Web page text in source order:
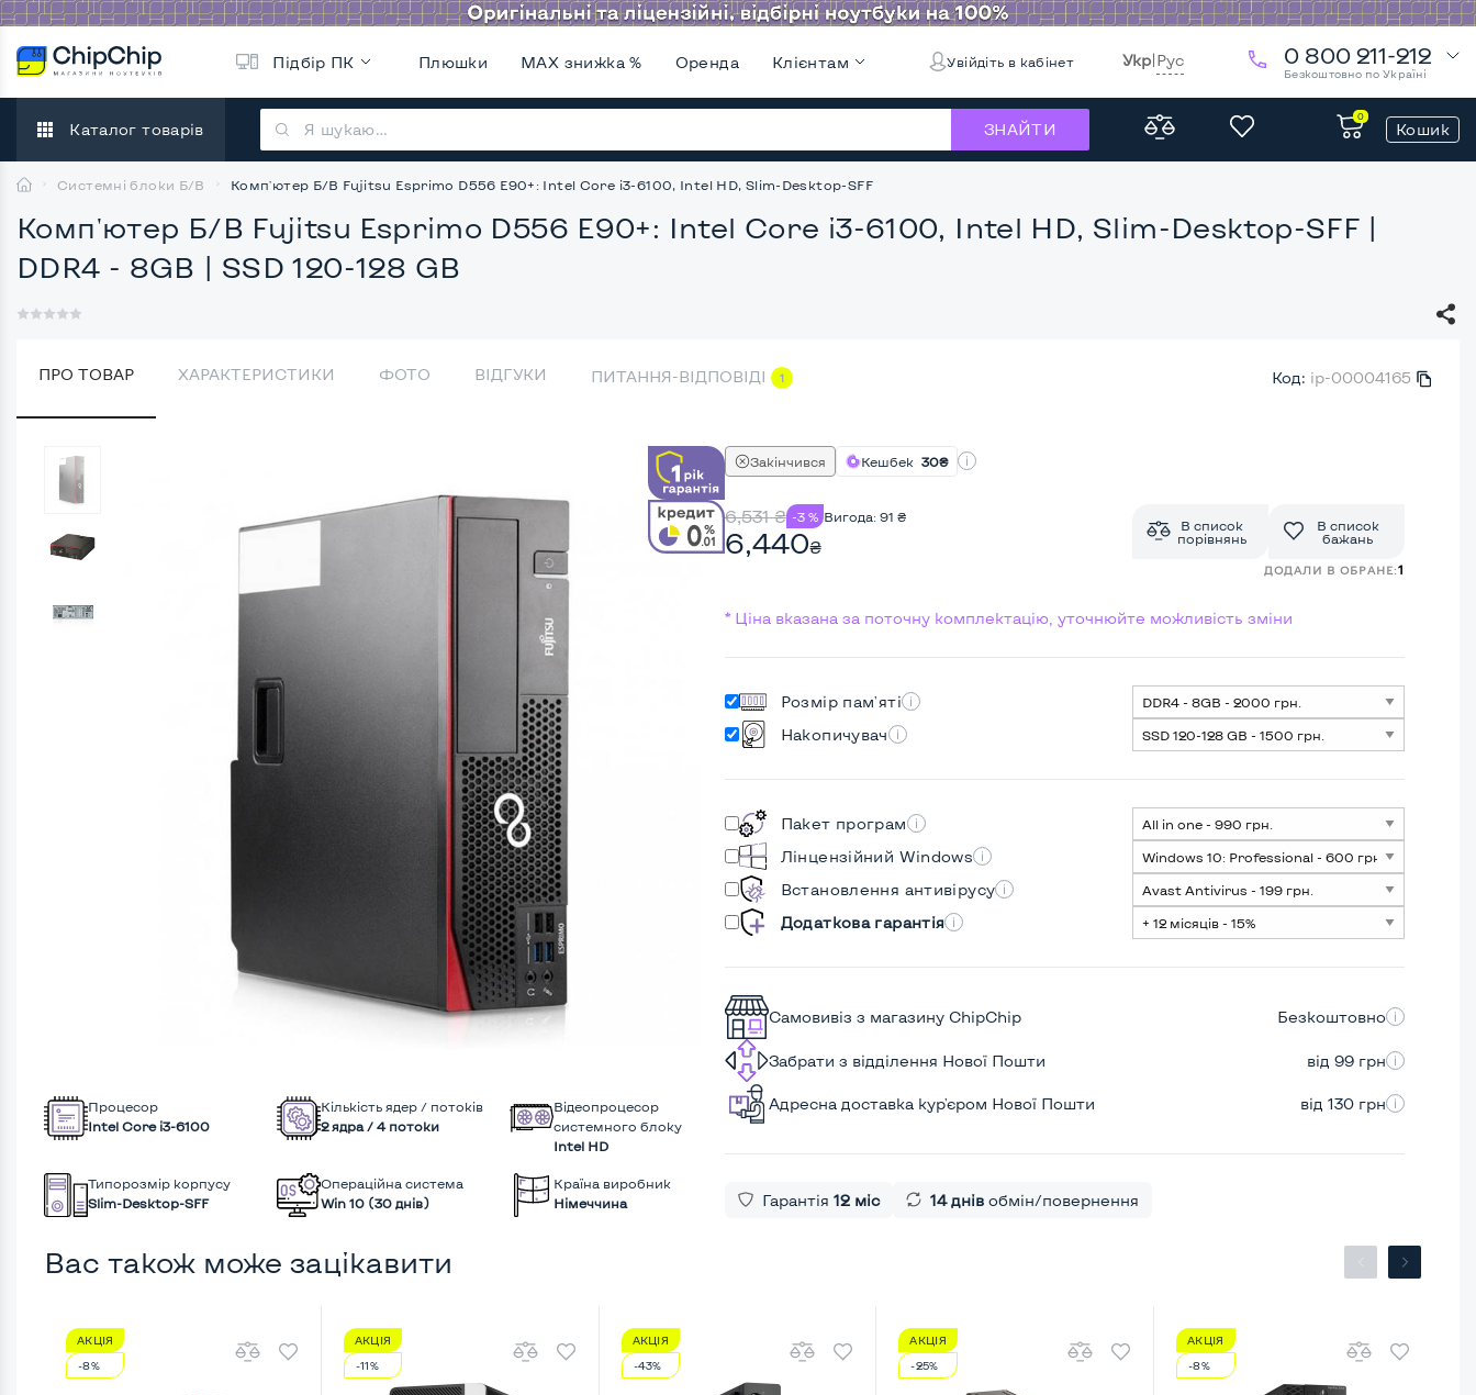
Підбір ПК Плюшки MAX знижка % Оренда Клієнтам Увійдіть в кабінет Укр|Рус 0 800 211-212
Безкоштовно по Україні
Каталог товарів ЗНАЙТИ
0
Кошик
Системні блоки Б/В Комп'ютер Б/В Fujitsu Esprimo D556 E90+: Intel Core i3-6100, Intel HD, Slim-Desktop-SFF
Комп'ютер Б/В Fujitsu Esprimo D556 E90+: Intel Core i3-6100, Intel HD, Slim-Desktop-SFF |
DDR4 - 8GB | SSD 120-128 GB
ПРО ТОВАР ХАРАКТЕРИСТИКИ ФОТО ВІДГУКИ ПИТАННЯ-ВІДПОВІДІ 1 Код: ip-00004165
Процесор
Intel Core i3-6100
Кількість ядер / потоків
2 ядра / 4 потоки
Відеопроцесор
системного блоку
Intel HD
Типорозмір корпусу
Slim-Desktop-SFF
Операційна система
Win 10 (30 днів)
Країна виробник
Німеччина
Закінчився Кешбек 30₴
6,531₴ -3 % Вигода: 91 ₴
6,440₴
В список
порівнянь
В список
бажань
ДОДАЛИ В ОБРАНЕ:1
* Ціна вказана за поточну комплектацію, уточнюйте можливість зміни
Розмір пам'яті
Накопичувач
Пакет програм
Лінцензійний Windows
Встановлення антивірусу
Додаткова гарантія
Самовивіз з магазину ChipChip Безкоштовно
Забрати з відділення Нової Пошти від 99 грн
Адресна доставка кур'єром Нової Пошти від 130 грн
Гарантія 12 міс 14 днівобмін/повернення
Вас також може зацікавити
АКЦІЯ
-8%
АКЦІЯ
-11%
АКЦІЯ
-43%
АКЦІЯ
-25%
АКЦІЯ
-8%